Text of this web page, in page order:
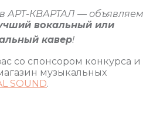
АРТ-КВАРТАЛ — объявляем
вокальный или
кавер!
со спонсором конкурса и
музыкальных
SOUND.